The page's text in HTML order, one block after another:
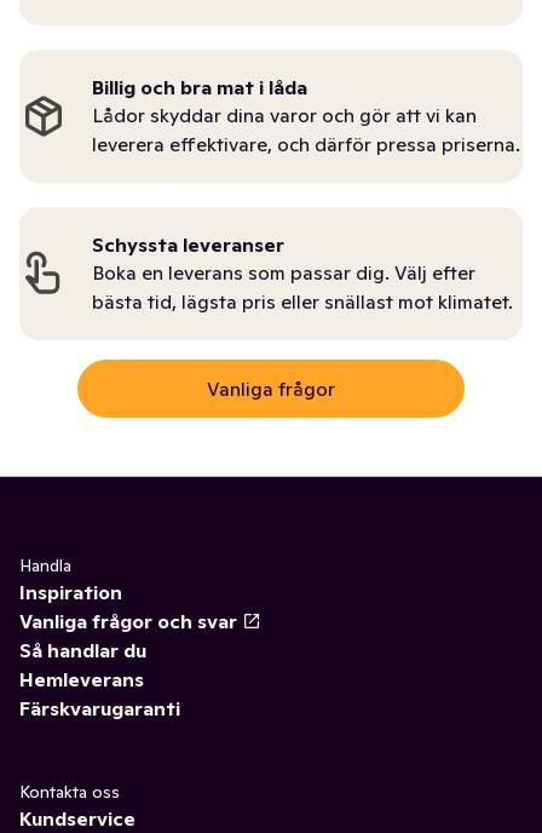
Billig och bra mat i låda
Lådor skyddar dina varor och gör att vi kan
leverera effektivare, och därför pressa priserna.
Schyssta leveranser
Boka en leverans som passar dig. Välj efter
bästa tid, lägsta pris eller snällast mot klimatet.
Vanliga frågor
Handla
Inspiration
Vanliga frågor och svar
Så handlar du
Hemleverans
Färskvarugaranti
Kontakta oss
Kundservice